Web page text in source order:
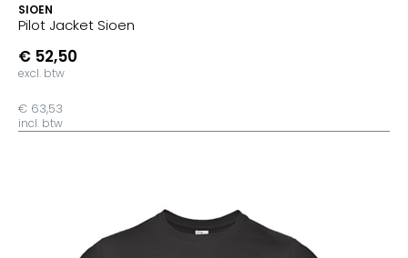
SIOEN
Pilot Jacket Sioen
€ 52,50
excl. btw
€ 63,53
incl. btw